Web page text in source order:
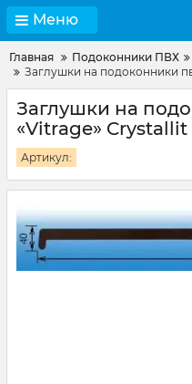
Меню
Главная Подоконники ПВХ
Заглушки на подоконники
Заглушки на
«Vitrage» Crystallit
Артикул: